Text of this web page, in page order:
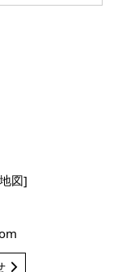
地図]